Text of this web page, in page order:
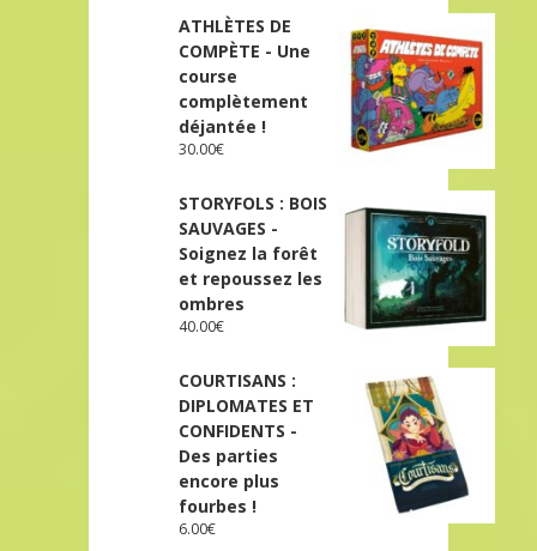
ATHLÈTES DE
COMPÈTE - Une
course
complètement
déjantée !
30.00€
STORYFOLS : BOIS
SAUVAGES -
Soignez la forêt
et repoussez les
ombres
40.00€
COURTISANS :
DIPLOMATES ET
CONFIDENTS -
Des parties
encore plus
fourbes !
6.00€